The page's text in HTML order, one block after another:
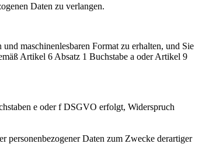
Daten zu verlangen.
maschinenlesbaren Format zu erhalten, und Sie
Artikel 6 Absatz 1 Buchstabe a oder Artikel 9
e oder f DSGVO erfolgt, Widerspruch
personenbezogener Daten zum Zwecke derartiger